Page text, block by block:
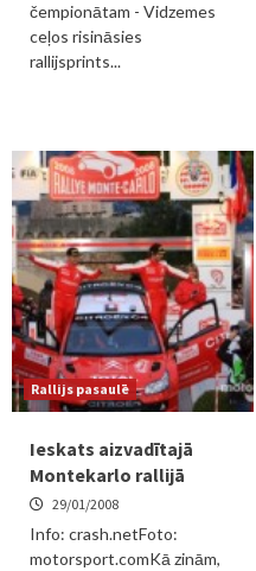
čempionātam - Vidzemes
ceļos risināsies
rallijsprints...
Rallijs pasaulē
Ieskats aizvadītajā
Montekarlo rallijā
29/01/2008
Info: crash.netFoto:
motorsport.comKā zinām,